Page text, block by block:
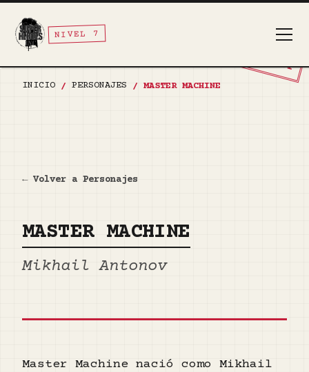
TOP SECRET
NIVEL 7
INICIO / PERSONAJES / MASTER MACHINE
← Volver a Personajes
MASTER MACHINE
Mikhail Antonov
Master Machine nació como Mikhail